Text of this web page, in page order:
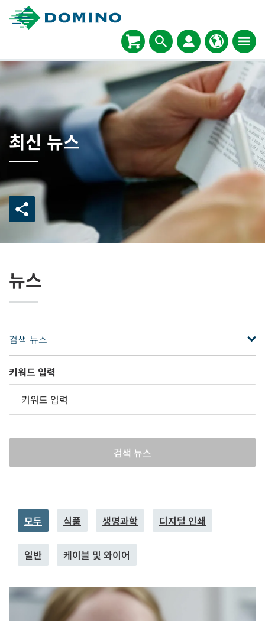
최신 뉴스
뉴스
모두 식품 생명과학 디지털 인쇄
일반 케이블 및 와이어
검색 뉴스
키워드 입력
검색 뉴스